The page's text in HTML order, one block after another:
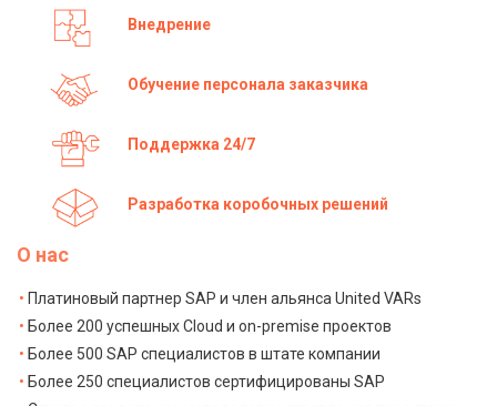
Внедрение
Обучение персонала заказчика
Поддержка 24/7
Разработка коробочных решений
О нас
Платиновый партнер SAP и член альянса United VARs
Более 200 успешных Cloud и on-premise проектов
Более 500 SAP специалистов в штате компании
Более 250 специалистов сертифицированы SAP